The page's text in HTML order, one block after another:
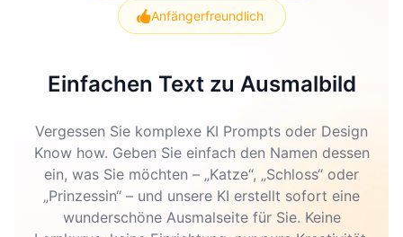
Anfängerfreundlich
Einfachen Text zu Ausmalbild
Vergessen Sie komplexe KI Prompts oder Design
Know how. Geben Sie einfach den Namen dessen
ein, was Sie möchten – „Katze“, „Schloss“ oder
„Prinzessin“ – und unsere KI erstellt sofort eine
wunderschöne Ausmalseite für Sie. Keine